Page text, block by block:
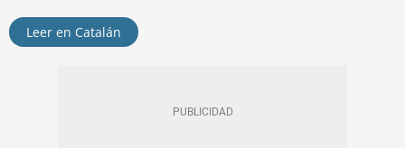
Leer en Catalán